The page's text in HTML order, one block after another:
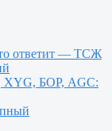
ответит — ТСЖ
XYG, БОР, AGC: